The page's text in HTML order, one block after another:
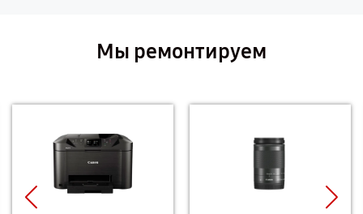
Мы ремонтируем